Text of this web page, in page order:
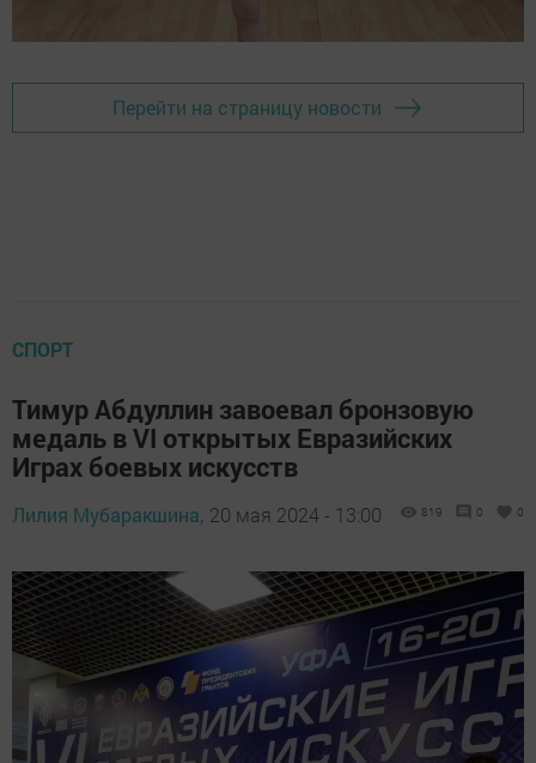
Перейти на страницу новости
СПОРТ
Тимур Абдуллин завоевал бронзовую
медаль в VI открытых Евразийских
Играх боевых искусств
Лилия Мубаракшина, 20 мая 2024 - 13:00 819 0 0